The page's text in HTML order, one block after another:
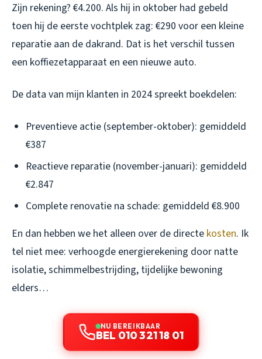
Zijn rekening? €4.200. Als hij in oktober had gebeld
toen hij de eerste vochtplek zag: €290 voor een kleine
reparatie aan de dakrand. Dat is het verschil tussen
een koffiezetapparaat en een nieuwe auto.
De data van mijn klanten in 2024 spreekt boekdelen:
Preventieve actie (september-oktober): gemiddeld
€387
Reactieve reparatie (november-januari): gemiddeld
€2.847
Complete renovatie na schade: gemiddeld €8.900
En dan hebben we het alleen over de directe kosten. Ik
tel niet mee: verhoogde energierekening door natte
isolatie, schimmelbestrijding, tijdelijke bewoning
elders…
NU BEREIKBAAR
BEL 010 321 18 01